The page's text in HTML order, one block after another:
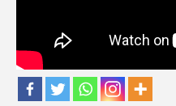
الذهبي للحيل المفتوح